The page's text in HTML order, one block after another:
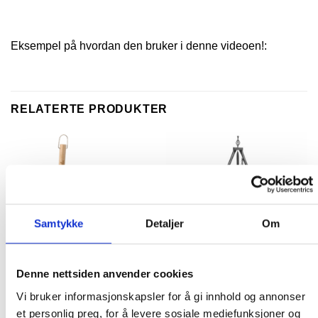
Samtykke Detaljer Om
Denne nettsiden anvender cookies
Vi bruker informasjonskapsler for å gi innhold og annonser
et personlig preg, for å levere sosiale mediefunksjoner og
Eksempel på hvordan den bruker i denne videoen!:
RELATERTE PRODUKTER
Big Boy BBQ Basting Mop Bålpanne komplett på stativ